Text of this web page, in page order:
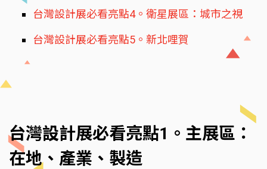
台灣設計展必看亮點4。衛星展區：城市之視
台灣設計展必看亮點5。新北哩賀
台灣設計展必看亮點1。主展區：
在地、產業、製造